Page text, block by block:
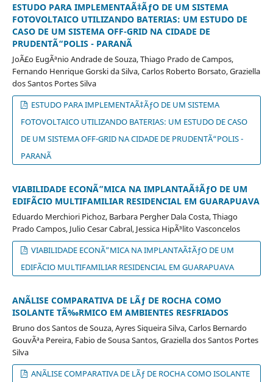
ESTUDO PARA IMPLEMENTAÃ‡ÃƒO DE UM SISTEMA
FOTOVOLTAICO UTILIZANDO BATERIAS: UM ESTUDO DE
CASO DE UM SISTEMA OFF-GRID NA CIDADE DE
PRUDENTÃ“POLIS - PARANÃ
JoÃ£o EugÃªnio Andrade de Souza, Thiago Prado de Campos,
Fernando Henrique Gorski da Silva, Carlos Roberto Borsato, Graziella
dos Santos Portes Silva
ESTUDO PARA IMPLEMENTAÃ‡ÃƒO DE UM SISTEMA
FOTOVOLTAICO UTILIZANDO BATERIAS: UM ESTUDO DE CASO
DE UM SISTEMA OFF-GRID NA CIDADE DE PRUDENTÃ“POLIS -
PARANÃ
VIABILIDADE ECONÃ”MICA NA IMPLANTAÃ‡ÃƒO DE UM
EDIFÃCIO MULTIFAMILIAR RESIDENCIAL EM GUARAPUAVA
Eduardo Merchiori Pichoz, Barbara Pergher Dala Costa, Thiago
Prado Campos, Julio Cesar Cabral, Jessica HipÃ³lito Vasconcelos
VIABILIDADE ECONÃ”MICA NA IMPLANTAÃ‡ÃƒO DE UM
EDIFÃCIO MULTIFAMILIAR RESIDENCIAL EM GUARAPUAVA
ANÃLISE COMPARATIVA DE LÃƒ DE ROCHA COMO
ISOLANTE TÃ‰RMICO EM AMBIENTES RESFRIADOS
Bruno dos Santos de Souza, Ayres Siqueira Silva, Carlos Bernardo
GouvÃªa Pereira, Fabio de Sousa Santos, Graziella dos Santos Portes
Silva
ANÃLISE COMPARATIVA DE LÃƒ DE ROCHA COMO ISOLANTE